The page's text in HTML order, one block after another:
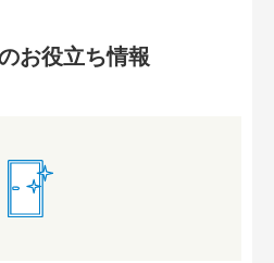
お役立ち情報